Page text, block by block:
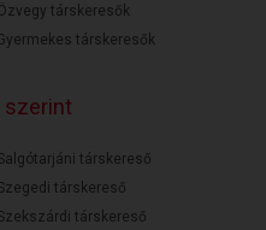
társkeresők
társkeresők
szerint
társkereső
társkereső
társkereső